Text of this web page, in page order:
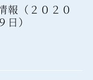
報（２０２０
日）